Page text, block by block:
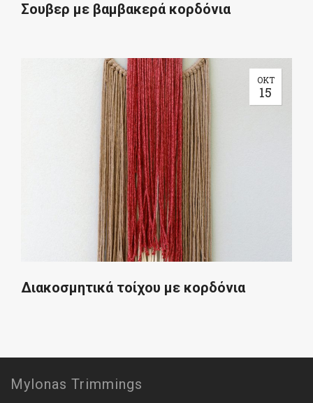
Σουβερ με βαμβακερά κορδόνια
ΟΚΤ
15
Διακοσμητικά τοίχου με κορδόνια
Mylonas Trimmings